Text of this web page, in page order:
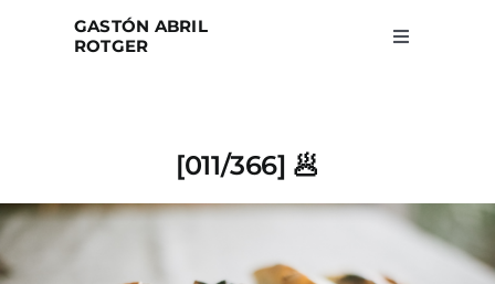
GASTÓN ABRIL
ROTGER
Toggle
[011/366] 🥟